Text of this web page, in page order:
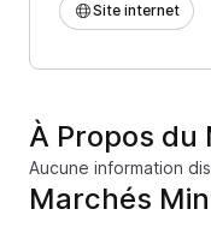
Site internet
À Propos du
Aucune information
Marchés